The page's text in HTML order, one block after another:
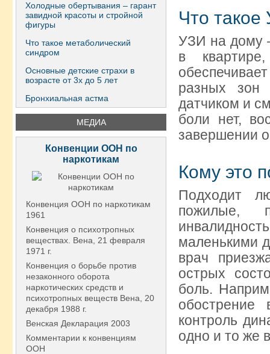
Холодные обертывания – гарант
завидной красоты и стройной
фигуры
Что такое метаболический
синдром
Основные детские страхи в
возрасте от 3х до 5 лет
Бронхиальная астма
МЕДИА
Конвенции ООН по
наркотикам
Конвенция ООН по наркотикам
1961
Конвенция о психотропных
веществах. Вена, 21 февраля
1971 г.
Конвенция о борьбе против
незаконного оборота
наркотических средств и
психотропных веществ Вена, 20
декабря 1988 г.
Венская Декларация 2003
Комментарии к конвенциям
ООН
Что
УЗИ на дому
в
разных зон
датчиком и
боли нет,
завершении
Кому это
Подходит
пожилые,
маленькими
врач
острых
боль.
обострение
контроль
одно и то же